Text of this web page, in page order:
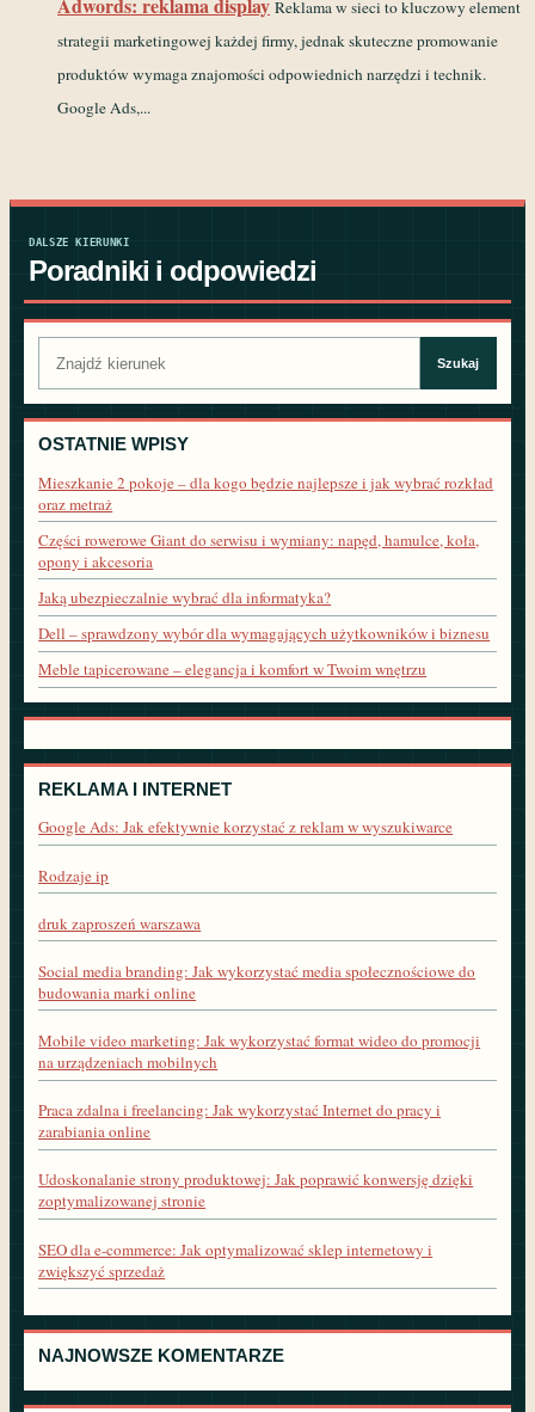
DALSZE KIERUNKI
Poradniki i odpowiedzi
Szukaj
OSTATNIE WPISY
Mieszkanie 2 pokoje – dla kogo będzie najlepsze i jak wybrać rozkład
oraz metraż
Części rowerowe Giant do serwisu i wymiany: napęd, hamulce, koła,
opony i akcesoria
Jaką ubezpieczalnie wybrać dla informatyka?
Dell – sprawdzony wybór dla wymagających użytkowników i biznesu
Meble tapicerowane – elegancja i komfort w Twoim wnętrzu
REKLAMA I INTERNET
Google Ads: Jak efektywnie korzystać z reklam w wyszukiwarce
Rodzaje ip
druk zaproszeń warszawa
Social media branding: Jak wykorzystać media społecznościowe do
budowania marki online
Mobile video marketing: Jak wykorzystać format wideo do promocji
na urządzeniach mobilnych
Praca zdalna i freelancing: Jak wykorzystać Internet do pracy i
zarabiania online
Udoskonalanie strony produktowej: Jak poprawić konwersję dzięki
zoptymalizowanej stronie
SEO dla e-commerce: Jak optymalizować sklep internetowy i
zwiększyć sprzedaż
NAJNOWSZE KOMENTARZE
Adwords: reklama display Reklama w sieci to kluczowy element
strategii marketingowej każdej firmy, jednak skuteczne promowanie
produktów wymaga znajomości odpowiednich narzędzi i technik.
Google Ads,...